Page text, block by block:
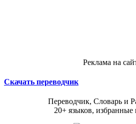
Реклама на
Скачать переводчик
Переводчик, Словарь и
20+ языков, избранные